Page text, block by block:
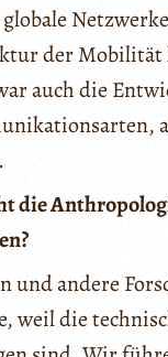
der Mobilität
auch die
die
und andere
weil die